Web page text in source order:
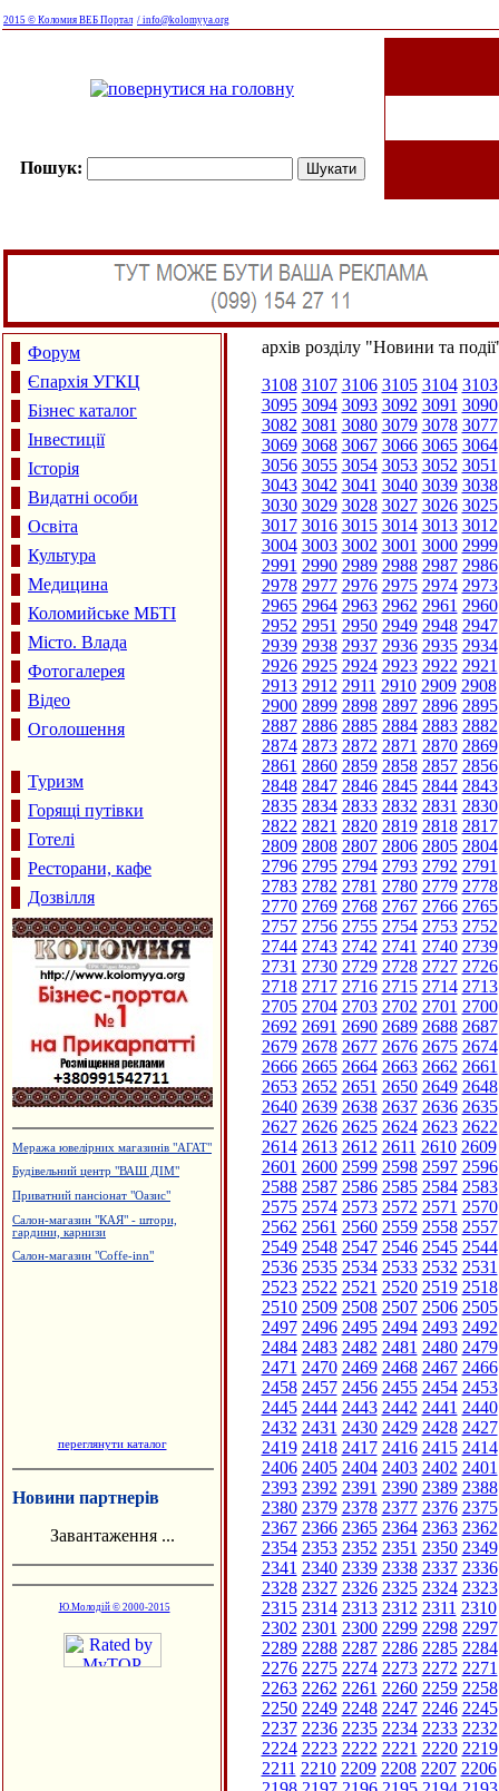
2015 © Коломия ВЕБ Портал / info@kolomyya.org
Пошук:
Форум
Єпархія УГКЦ
Бізнес каталог
Інвестиції
Історія
Видатні особи
Освіта
Культура
Медицина
Коломийське МБТІ
Місто. Влада
Фотогалерея
Відео
Оголошення
Туризм
Горящі путівки
Готелі
Ресторани, кафе
Дозвілля
Меража ювелірних магазинів "АГАТ"
Будівельний центр "ВАШ ДІМ"
Приватний пансіонат "Оазис"
Салон-магазин "КАЯ" - штори,
гардини, карнизи
Салон-магазин "Coffe-inn"
переглянути каталог
Новини партнерів
Завантаження ...
Ю.Молодій © 2000-2015
архів розділу "Новини та
3108 3107 3106 3105 3104 3103
3095 3094 3093 3092 3091 3090
3082 3081 3080 3079 3078 3077
3069 3068 3067 3066 3065 3064
3056 3055 3054 3053 3052 3051
3043 3042 3041 3040 3039 3038
3030 3029 3028 3027 3026 3025
3017 3016 3015 3014 3013 3012
3004 3003 3002 3001 3000 2999
2991 2990 2989 2988 2987 2986
2978 2977 2976 2975 2974 2973
2965 2964 2963 2962 2961 2960
2952 2951 2950 2949 2948 2947
2939 2938 2937 2936 2935 2934
2926 2925 2924 2923 2922 2921
2913 2912 2911 2910 2909 2908
2900 2899 2898 2897 2896 2895
2887 2886 2885 2884 2883 2882
2874 2873 2872 2871 2870 2869
2861 2860 2859 2858 2857 2856
2848 2847 2846 2845 2844 2843
2835 2834 2833 2832 2831 2830
2822 2821 2820 2819 2818 2817
2809 2808 2807 2806 2805 2804
2796 2795 2794 2793 2792 2791
2783 2782 2781 2780 2779 2778
2770 2769 2768 2767 2766 2765
2757 2756 2755 2754 2753 2752
2744 2743 2742 2741 2740 2739
2731 2730 2729 2728 2727 2726
2718 2717 2716 2715 2714 2713
2705 2704 2703 2702 2701 2700
2692 2691 2690 2689 2688 2687
2679 2678 2677 2676 2675 2674
2666 2665 2664 2663 2662 2661
2653 2652 2651 2650 2649 2648
2640 2639 2638 2637 2636 2635
2627 2626 2625 2624 2623 2622
2614 2613 2612 2611 2610 2609
2601 2600 2599 2598 2597 2596
2588 2587 2586 2585 2584 2583
2575 2574 2573 2572 2571 2570
2562 2561 2560 2559 2558 2557
2549 2548 2547 2546 2545 2544
2536 2535 2534 2533 2532 2531
2523 2522 2521 2520 2519 2518
2510 2509 2508 2507 2506 2505
2497 2496 2495 2494 2493 2492
2484 2483 2482 2481 2480 2479
2471 2470 2469 2468 2467 2466
2458 2457 2456 2455 2454 2453
2445 2444 2443 2442 2441 2440
2432 2431 2430 2429 2428 2427
2419 2418 2417 2416 2415 2414
2406 2405 2404 2403 2402 2401
2393 2392 2391 2390 2389 2388
2380 2379 2378 2377 2376 2375
2367 2366 2365 2364 2363 2362
2354 2353 2352 2351 2350 2349
2341 2340 2339 2338 2337 2336
2328 2327 2326 2325 2324 2323
2315 2314 2313 2312 2311 2310
2302 2301 2300 2299 2298 2297
2289 2288 2287 2286 2285 2284
2276 2275 2274 2273 2272 2271
2263 2262 2261 2260 2259 2258
2250 2249 2248 2247 2246 2245
2237 2236 2235 2234 2233 2232
2224 2223 2222 2221 2220 2219
2211 2210 2209 2208 2207 2206